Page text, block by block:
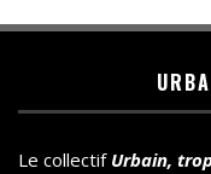
Le collectif Urbain,